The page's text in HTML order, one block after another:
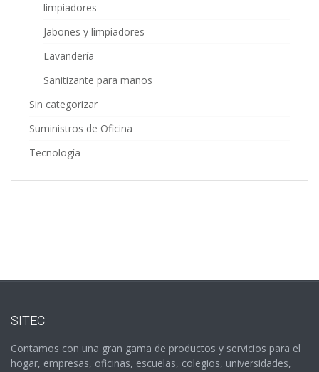
limpiadores
Jabones y limpiadores
Lavandería
Sanitizante para manos
Sin categorizar
Suministros de Oficina
Tecnología
SITEC
Contamos con una gran gama de productos y servicios para el
hogar, empresas, oficinas, escuelas, colegios, universidades,